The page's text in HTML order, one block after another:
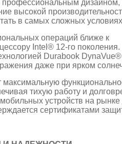
высокой
в самых сложных
операций ближе к
Intel® 12-го поколения.
Durabook DynaVue®
даже при ярком
максимальную
тихую работу и
устройств на рынке
сертификатами